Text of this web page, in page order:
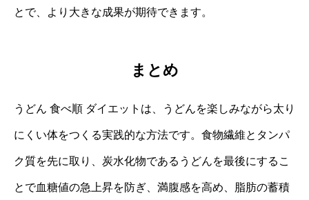
とで、より大きな成果が期待できます。
まとめ
うどん 食べ順 ダイエットは、うどんを楽しみながら太り
にくい体をつくる実践的な方法です。食物繊維とタンパ
ク質を先に取り、炭水化物であるうどんを最後にするこ
とで血糖値の急上昇を防ぎ、満腹感を高め、脂肪の蓄積